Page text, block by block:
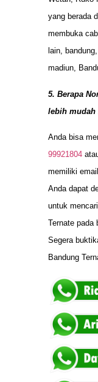
yang berada
membuka
lain,
madiun,
5. Berapa
lebih mudah
Anda bisa
99921804
memiliki
Anda dapat
untuk
Ternate pada
Segera
Bandung